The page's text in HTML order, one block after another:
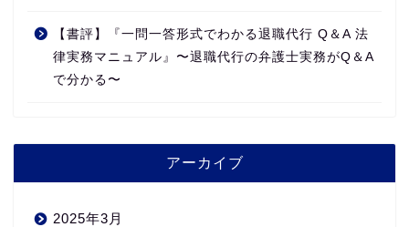
【書評】『一問一答形式でわかる退職代行 Q＆A 法
律実務マニュアル』〜退職代行の弁護士実務がQ＆A
で分かる〜
アーカイブ
2025年3月